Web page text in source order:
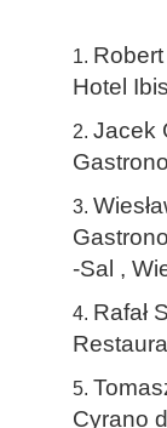
Hotel
Jacek
-Sal ,
Rafał
Cyrano